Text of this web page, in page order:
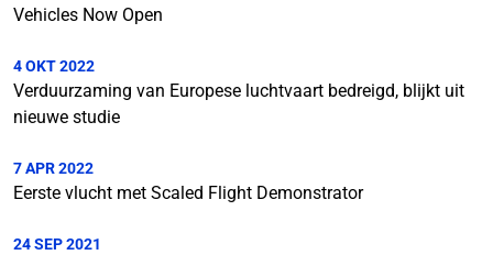
Vehicles Now Open
4 OKT 2022
Verduurzaming van Europese luchtvaart bedreigd, blijkt uit
nieuwe studie
7 APR 2022
Eerste vlucht met Scaled Flight Demonstrator
24 SEP 2021